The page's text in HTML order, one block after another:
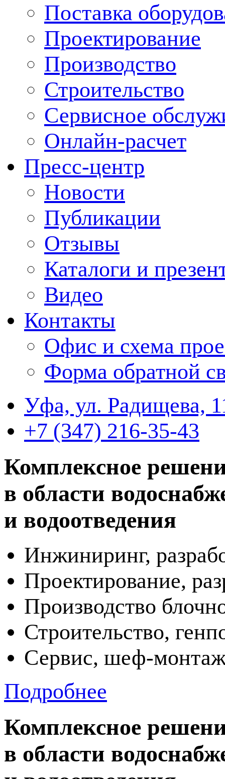
Поставка
Проектирование
Производство
Строительство
Сервисное
Онлайн-расчет
Пресс-центр
Новости
Публикации
Отзывы
Каталоги и
Видео
Контакты
Офис и схема
Форма обратной
Уфа, ул. Радищева,
+7 (347) 216-35-43
Комплексное
в области
и водоотведения
Инжиниринг,
Проектирование,
Производство
Строительство,
Сервис, шеф-
Подробнее
Комплексное
в области